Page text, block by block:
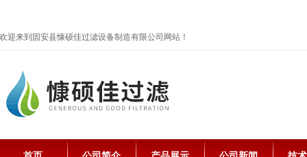
欢迎来到固安县慷硕佳过滤设备制造有限公司网站！